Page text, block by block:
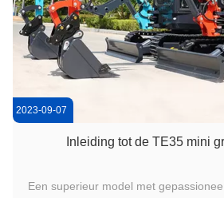
2023-09-07
Inleiding tot de TE35 mini
Een superieur model met